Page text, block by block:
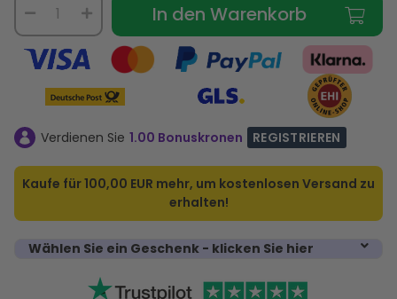
In den Warenkorb
Verdienen Sie 1.00 Bonuskronen REGISTRIEREN
Kaufe für100,00 EUR mehr, um kostenlosen Versand zu
erhalten!
Wählen Sie ein Geschenk - klicken Sie hier